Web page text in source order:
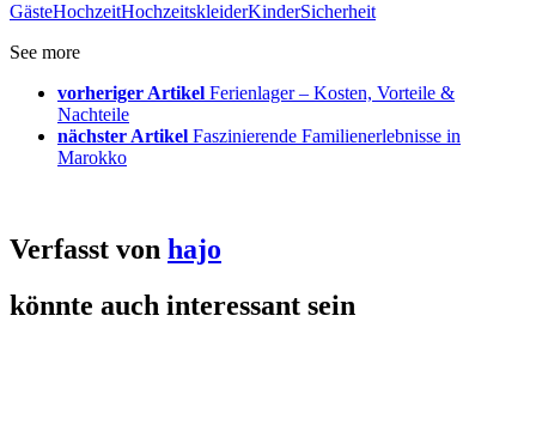
GästeHochzeitHochzeitskleiderKinderSicherheit
See more
vorheriger Artikel Ferienlager – Kosten, Vorteile &
Nachteile
nächster Artikel Faszinierende Familienerlebnisse in
Marokko
Verfasst von hajo
könnte auch interessant sein